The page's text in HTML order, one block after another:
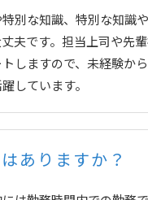
別な知識、特別な知識
夫です。担当上司や先
しますので、未経験か
しています。
ありますか？